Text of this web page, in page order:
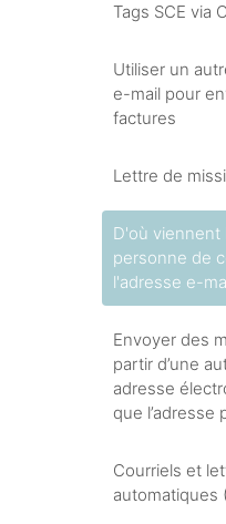
Tags SCE via
Utiliser un
e-mail pour
factures
Lettre de
D'où viennent
personne de
l'adresse e-
Envoyer des
partir d’une
adresse
que l’adresse
Courriels et
automatiques